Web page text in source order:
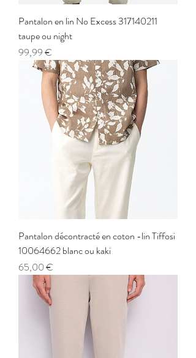
Pantalon en lin No Excess 317140211
taupe ou night
Prix
99,99 €
Pantalon décontracté en coton -lin Tiffosi
10064662 blanc ou kaki
Prix
65,00 €